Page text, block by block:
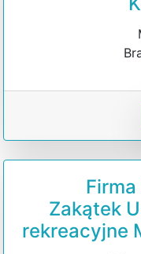
Zakątek
rekreacyjne